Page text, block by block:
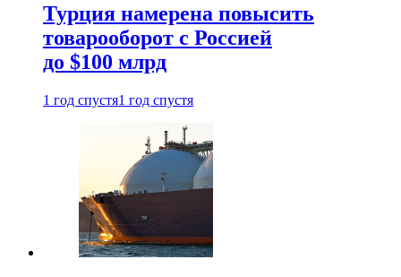
Турция намерена повысить
товарооборот с Россией
до $100 млрд
1 год спустя1 год спустя